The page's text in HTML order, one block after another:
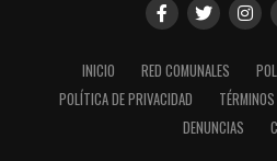
INICIO RED COMUNALES
POLÍTICA DE PRIVACIDAD
DENUNCIAS